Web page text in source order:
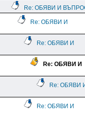
Re: ОБЯВИ И
Re: ОБЯВИ И
Re: ОБЯВИ И
Re: ОБЯВИ И
Re: ОБЯВИ
Re: ОБЯВИ И